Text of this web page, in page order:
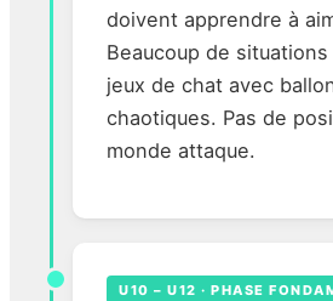
doivent apprendre à
Beaucoup de
jeux de chat avec
chaotiques. Pas de
monde attaque.
U10 – U12 · PHASE